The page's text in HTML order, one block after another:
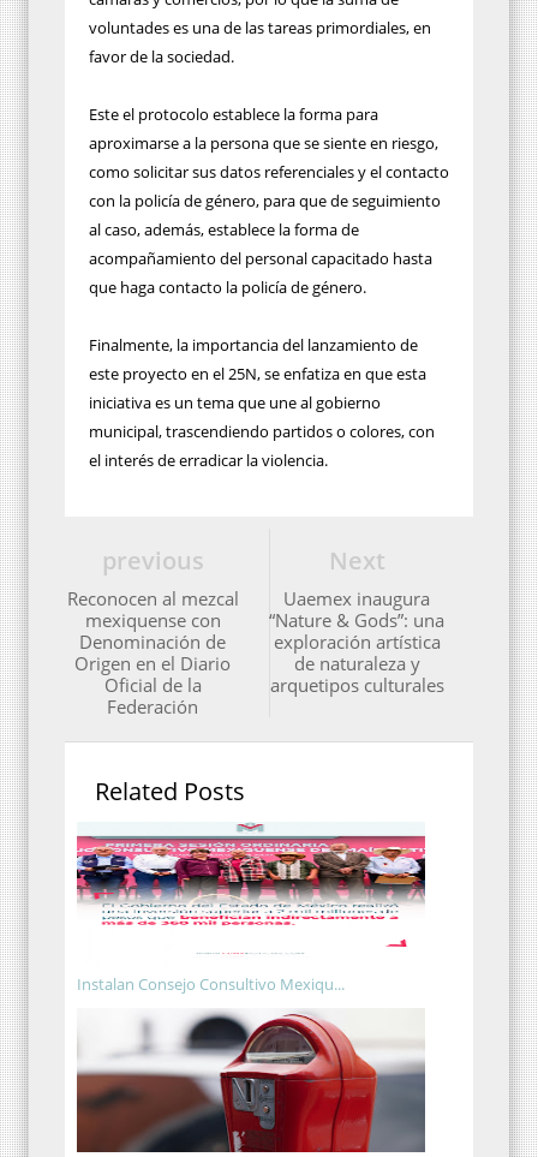
voluntades es una de las tareas primordiales, en
favor de la sociedad.
Este el protocolo establece la forma para
aproximarse a la persona que se siente en riesgo,
como solicitar sus datos referenciales y el contacto
con la policía de género, para que de seguimiento
al caso, además, establece la forma de
acompañamiento del personal capacitado hasta
que haga contacto la policía de género.
Finalmente, la importancia del lanzamiento de
este proyecto en el 25N, se enfatiza en que esta
iniciativa es un tema que une al gobierno
municipal, trascendiendo partidos o colores, con
el interés de erradicar la violencia.
Next
Uaemex inaugura
“Nature & Gods”: una
exploración artística
de naturaleza y
arquetipos culturales
previous
Reconocen al mezcal
mexiquense con
Denominación de
Origen en el Diario
Oficial de la
Federación
Related Posts
Instalan Consejo Consultivo Mexiqu...